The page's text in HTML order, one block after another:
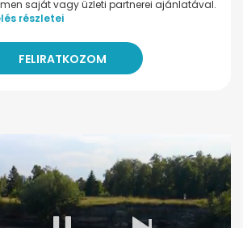
saját vagy üzleti partnerei ajánlatával.
részletei